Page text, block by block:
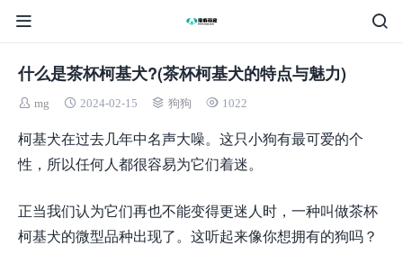
什么是茶杯柯基犬?(茶杯柯基犬的特点与魅力)
mg 2024-02-15 狗狗 1022
柯基犬在过去几年中名声大噪。这只小狗有最可爱的个
性，所以任何人都很容易为它们着迷。
正当我们认为它们再也不能变得更迷人时，一种叫做茶杯
柯基犬的微型品种出现了。这听起来像你想拥有的狗吗？